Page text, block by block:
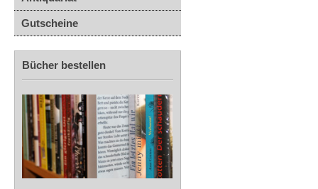
Gutscheine
Bücher bestellen